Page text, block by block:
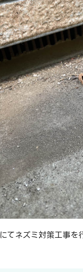
にてネズミ対策工事を